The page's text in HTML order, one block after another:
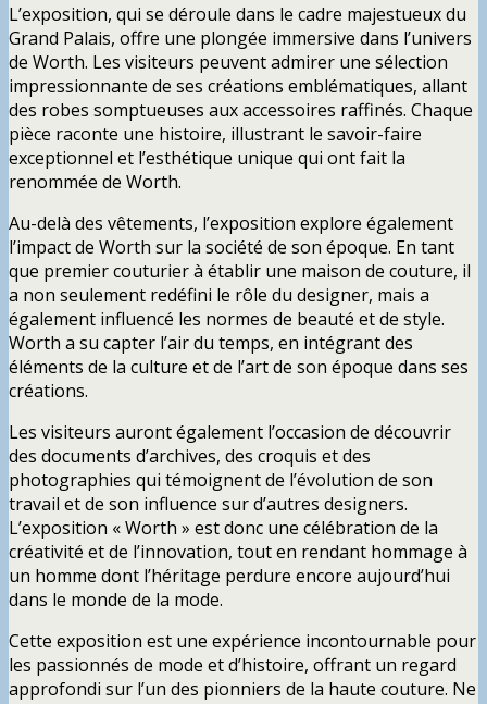
L’exposition, qui se déroule dans le cadre majestueux du
Grand Palais, offre une plongée immersive dans l’univers
de Worth. Les visiteurs peuvent admirer une sélection
impressionnante de ses créations emblématiques, allant
des robes somptueuses aux accessoires raffinés. Chaque
pièce raconte une histoire, illustrant le savoir-faire
exceptionnel et l’esthétique unique qui ont fait la
renommée de Worth.
Au-delà des vêtements, l’exposition explore également
l’impact de Worth sur la société de son époque. En tant
que premier couturier à établir une maison de couture, il
a non seulement redéfini le rôle du designer, mais a
également influencé les normes de beauté et de style.
Worth a su capter l’air du temps, en intégrant des
éléments de la culture et de l’art de son époque dans ses
créations.
Les visiteurs auront également l’occasion de découvrir
des documents d’archives, des croquis et des
photographies qui témoignent de l’évolution de son
travail et de son influence sur d’autres designers.
L’exposition « Worth » est donc une célébration de la
créativité et de l’innovation, tout en rendant hommage à
un homme dont l’héritage perdure encore aujourd’hui
dans le monde de la mode.
Cette exposition est une expérience incontournable pour
les passionnés de mode et d’histoire, offrant un regard
approfondi sur l’un des pionniers de la haute couture. Ne